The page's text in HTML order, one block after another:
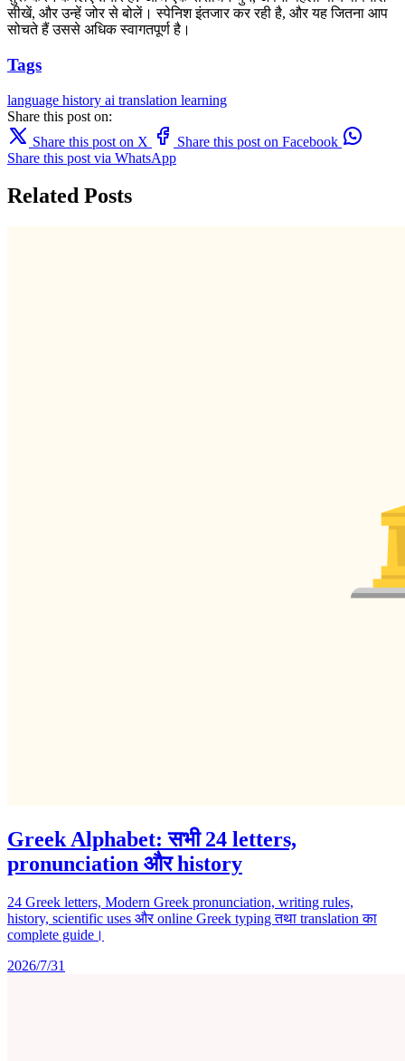
सीखें, और उन्हें जोर से बोलें। स्पेनिश इंतजार कर रही है, और यह जितना आप
सोचते हैं उससे अधिक स्वागतपूर्ण है।
Tags
language history ai translation learning
Share this post on:
Share this post on X
Share this post on Facebook
Share this post via WhatsApp
Related Posts
Greek Alphabet: सभी 24 letters,
pronunciation और history
24 Greek letters, Modern Greek pronunciation, writing rules,
history, scientific uses और online Greek typing तथा translation का
complete guide।
2026/7/31